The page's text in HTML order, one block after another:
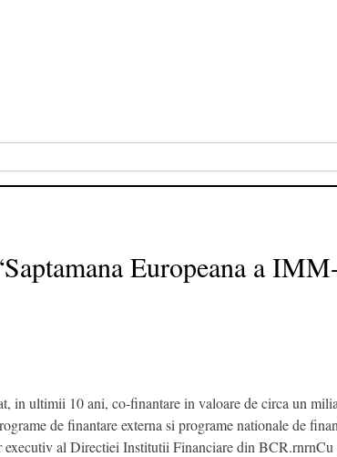
Europeana a
in ultimii 10 ani, co-finantare in valoare de circa un
de finantare externa si programe nationale de
al Directiei Institutii Financiare din